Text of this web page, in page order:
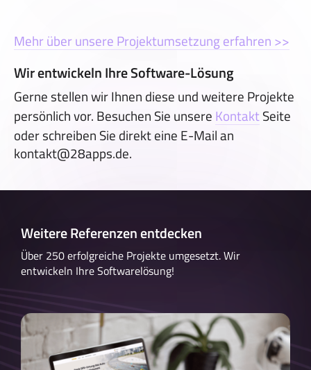
Mehr über unsere Projektumsetzung erfahren >>
Wir entwickeln Ihre Software-Lösung
Gerne stellen wir Ihnen diese und weitere Projekte
persönlich vor. Besuchen Sie unsere KontaktSeite
oder schreiben Sie direkt eine E-Mail an
kontakt@28apps.de.
Weitere Referenzen entdecken
Über 250 erfolgreiche Projekte umgesetzt. Wir
entwickeln Ihre Softwarelösung!